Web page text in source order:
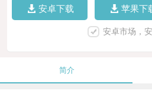
安卓下载 苹果下
安卓市场，
简介